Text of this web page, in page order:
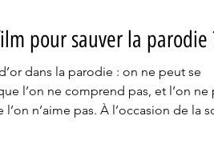
pour sauver la parodie
dans la parodie : on ne peut se
l’on ne comprend pas, et l’on ne
n’aime pas. À l’occasion de la